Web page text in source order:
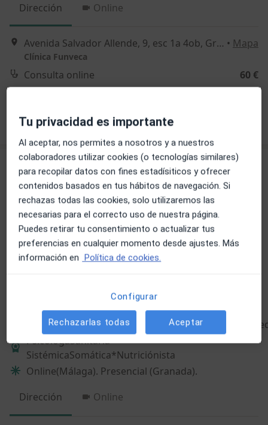
Dirección Online
Avenida Salvador Allende, 9, esc 1a 4ob, Granada • Mapa
Clínica Funveca
Consulta online
60 €
Pedir una cita
Opción de pago online
120 opiniones
PsicólogaSanitaria
SistémicaSomática*Nutriciónista
Online(Málaga). Presencial (Granada).
Dirección
Online
Tu privacidad es importante
Al aceptar, nos permites a nosotros y a nuestros
colaboradores utilizar cookies (o tecnologías similares)
para recopilar datos con fines estadísiticos y ofrecer
contenidos basados en tus hábitos de navegación. Si
rechazas todas las cookies, solo utilizaremos las
necesarias para el correcto uso de nuestra página.
Puedes retirar tu consentimiento o actualizar tus
preferencias en cualquier momento desde ajustes. Más
información en Política de cookies.
Configurar
Rechazarlas todas Aceptar